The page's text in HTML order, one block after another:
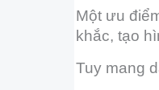
Một ưu
khắc, tạo
Tuy mang